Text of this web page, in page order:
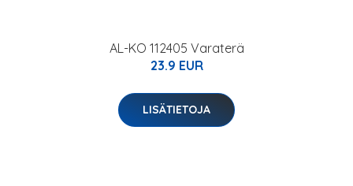
AL-KO 112405 Varaterä
23.9 EUR
LISÄTIETOJA